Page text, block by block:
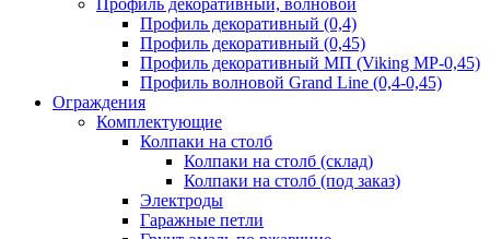
Профиль декоративный (0,4)
Профиль декоративный (0,45)
Профиль декоративный МП (Viking MP-0,45)
Профиль волновой Grand Line (0,4-0,45)
Ограждения
Комплектующие
Колпаки на столб
Колпаки на столб (склад)
Колпаки на столб (под заказ)
Электроды
Гаражные петли